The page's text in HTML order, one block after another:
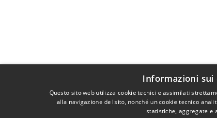
Informazioni sui
Questo sito web utilizza cookie tecnici e assimilati
alla navigazione del sito, nonché un cookie tecnico
statistiche, aggregate e